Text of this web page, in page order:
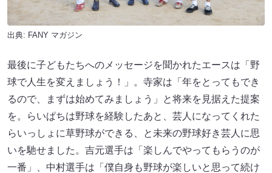
出典: FANY マガジン
最後に子どもたちへのメッセージを聞かれたエースは「野
球で人生を変えましょう！」。寺家は「年をとってもでき
るので、まずは始めてみましょう」と将来を見据えた提案
を。らいぱちは野球を経験したあと、芸人になってくれた
らいっしょに草野球ができる、と未来の野球好き芸人に思
いを馳せました。吉元選手は「楽しんでやってもらうのが
一番」、中村選手は「僕自身も野球が楽しいと思って続け